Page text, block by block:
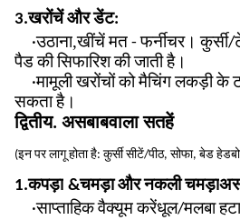
3.खरोंचें और डेंट:
·उठाना,खींचें मत - फर्नीचर।
पैड की सिफारिश की जाती है।
·मामूली खरोंचों को मैचिंग लकड़ी
सकता है।
द्वितीय. असबाबवाला सतहें
(इन पर लागू होता है: कुर्सी सीटें/पीठ, सोफा, बेड
1.कपड़ा &चमड़ा और नकली चमड़ा
·साप्ताहिक वैक्यूम करेंधूल/मलबा